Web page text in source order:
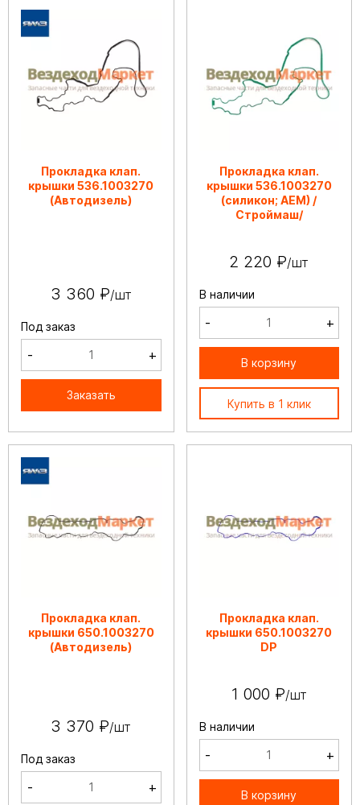
Прокладка клап.
крышки 536.1003270
(Автодизель)
3 360 ₽/шт
Под заказ
- +
Заказать
Прокладка клап.
крышки 536.1003270
(силикон; АЕМ) /
Строймаш/
2 220 ₽/шт
В наличии
- +
В корзину
Купить в 1 клик
Прокладка клап.
крышки 650.1003270
(Автодизель)
3 370 ₽/шт
Под заказ
- +
Прокладка клап.
крышки 650.1003270
DP
1 000 ₽/шт
В наличии
- +
В корзину